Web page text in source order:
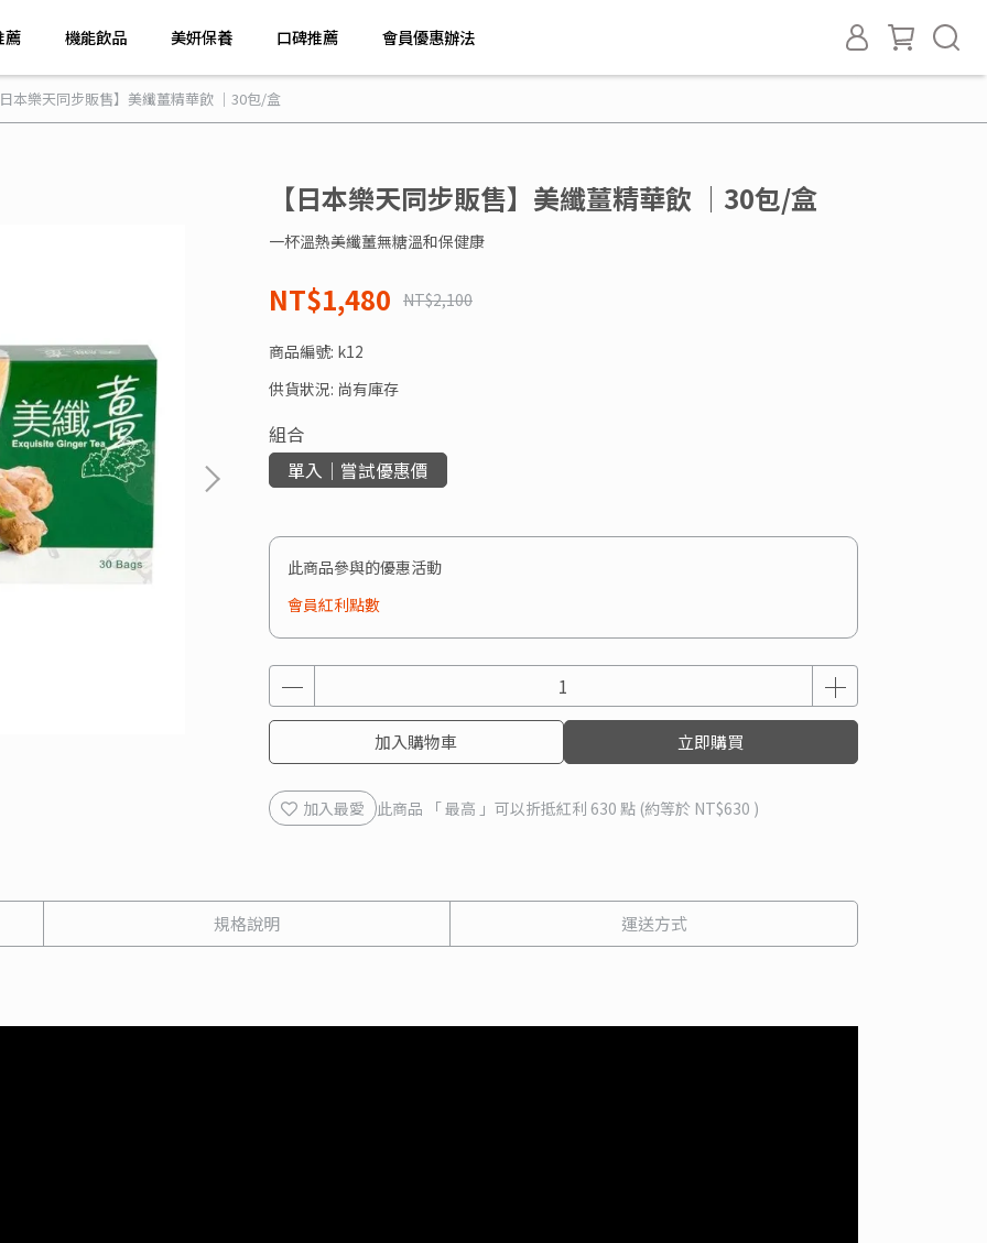
薦 機能飲品 美妍保養 口碑推薦 會員優惠辦法
本樂天同步販售】美纖薑精華飲 │30包/盒
【日本樂天同步販售】美纖薑精華飲 │30包/盒
一杯溫熱美纖薑無糖溫和保健康
NT$1,480 NT$2,100
商品編號: k12
供貨狀況: 尚有庫存
組合
單入│嘗試優惠價
此商品參與的優惠活動
會員紅利點數
加入購物車 立即購買
加入最愛 此商品 「 最高 」可以折抵紅利 630 點 (約等於 NT$630 )
規格說明 運送方式